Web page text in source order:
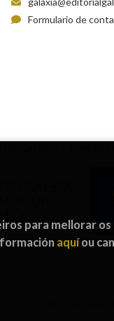
Formulario de
para mellorar
aquíou